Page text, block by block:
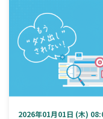
2026年01月01日 (木)